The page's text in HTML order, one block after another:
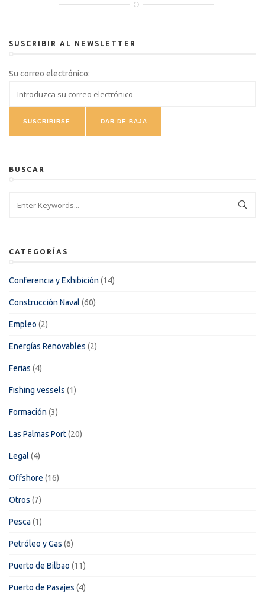
SUSCRIBIR AL NEWSLETTER
Su correo electrónico:
BUSCAR
CATEGORÍAS
Conferencia y Exhibición (14)
Construcción Naval (60)
Empleo (2)
Energías Renovables (2)
Ferias (4)
Fishing vessels (1)
Formación (3)
Las Palmas Port(20)
Legal (4)
Offshore (16)
Otros (7)
Pesca (1)
Petróleo y Gas (6)
Puerto de Bilbao (11)
Puerto de Pasajes (4)